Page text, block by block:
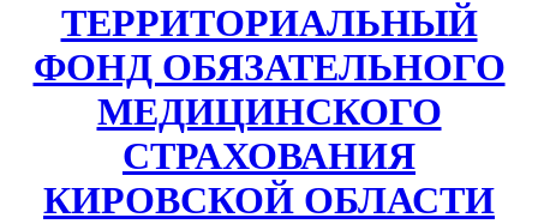
ТЕРРИТОРИАЛЬНЫЙ
ФОНД ОБЯЗАТЕЛЬНОГО
МЕДИЦИНСКОГО
СТРАХОВАНИЯ
КИРОВСКОЙ ОБЛАСТИ